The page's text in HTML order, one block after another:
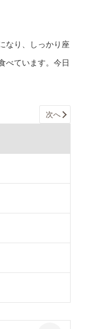
なり、しっかり座
べています。今日
次へ